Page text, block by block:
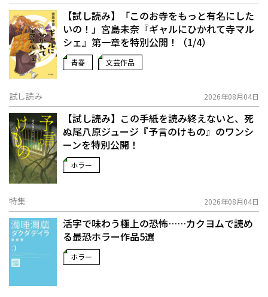
【試し読み】「このお寺をもっと有名にした
いの！」宮島未奈『ギャルにひかれて寺マル
シェ』第一章を特別公開！（1/4）
青春 文芸作品
試し読み 2026年08月04日
【試し読み】この手紙を読み終えないと、死
ぬ――尾八原ジュージ『予言のけもの』のワンシ
ーンを特別公開！
ホラー
特集 2026年08月04日
活字で味わう極上の恐怖……カクヨムで読め
る最恐ホラー作品5選
ホラー